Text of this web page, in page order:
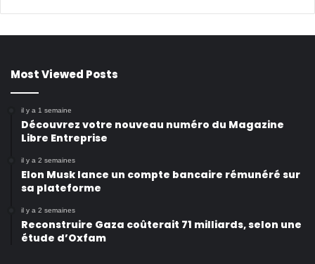
Most Viewed Posts
il y a 1 semaine
Découvrez votre nouveau numéro du Magazine
Libre Entreprise
il y a 2 semaines
Elon Musk lance un compte bancaire rémunéré sur
sa plateforme
il y a 2 semaines
Reconstruire Gaza coûterait 71 milliards, selon une
étude d’Oxfam